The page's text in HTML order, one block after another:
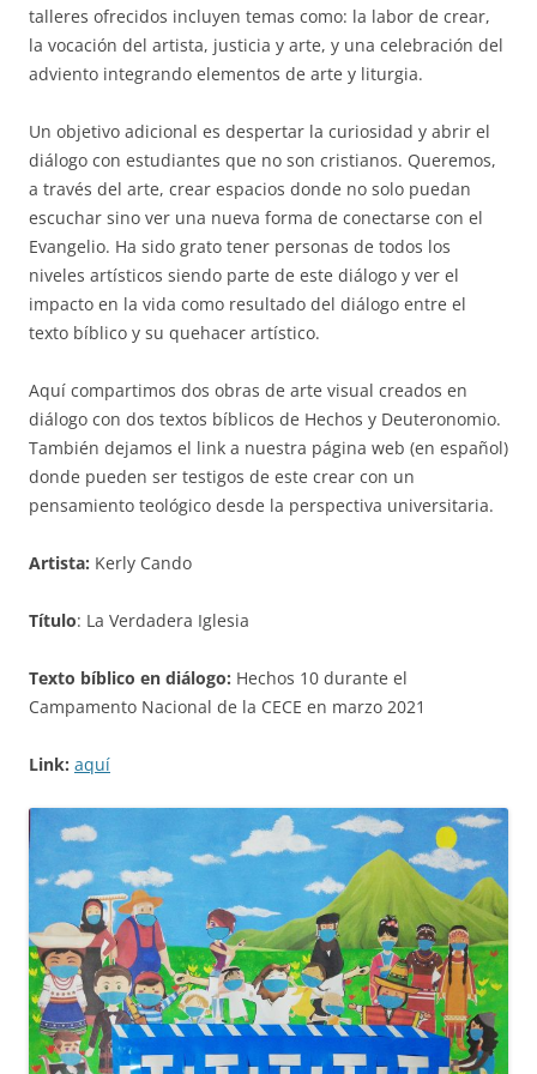
talleres ofrecidos incluyen temas como: la labor de crear,
la vocación del artista, justicia y arte, y una celebración del
adviento integrando elementos de arte y liturgia.
Un objetivo adicional es despertar la curiosidad y abrir el
diálogo con estudiantes que no son cristianos. Queremos,
a través del arte, crear espacios donde no solo puedan
escuchar sino ver una nueva forma de conectarse con el
Evangelio. Ha sido grato tener personas de todos los
niveles artísticos siendo parte de este diálogo y ver el
impacto en la vida como resultado del diálogo entre el
texto bíblico y su quehacer artístico.
Aquí compartimos dos obras de arte visual creados en
diálogo con dos textos bíblicos de Hechos y Deuteronomio.
También dejamos el link a nuestra página web (en español)
donde pueden ser testigos de este crear con un
pensamiento teológico desde la perspectiva universitaria.
Artista: Kerly Cando
Título: La Verdadera Iglesia
Texto bíblico en diálogo: Hechos 10 durante el
Campamento Nacional de la CECE en marzo 2021
Link: aquí